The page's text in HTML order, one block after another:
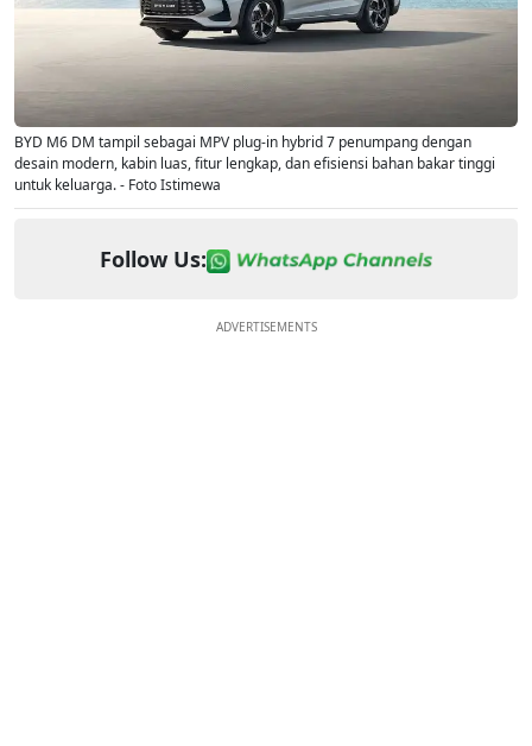
BYD M6 DM tampil sebagai MPV plug-in hybrid 7 penumpang dengan
desain modern, kabin luas, fitur lengkap, dan efisiensi bahan bakar tinggi
untuk keluarga. - Foto Istimewa
Follow Us:
ADVERTISEMENTS